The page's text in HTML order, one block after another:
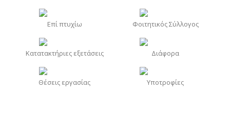
Επί πτυχίω Φοιτητικός Σύλλογος
Κατατακτήριες εξετάσεις Διάφορα
Θέσεις εργασίας Υποτροφίες